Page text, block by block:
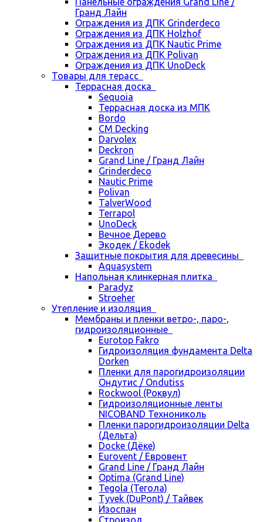
Гранд Лайн
Ограждения из ДПК Grinderdeco
Ограждения из ДПК Holzhof
Ограждения из ДПК Nautic Prime
Ограждения из ДПК Polivan
Ограждения из ДПК UnoDeck
Товары для терасс
Террасная доска
Sequoia
Террасная доска из МПК
Bordo
CM Decking
Darvolex
Deckron
Grand Line / Гранд Лайн
Grinderdeco
Nautic Prime
Polivan
TalverWood
Terrapol
UnoDeck
Вечное Дерево
Экодек / Ekodek
Защитные покрытия для древесины
Aquasystem
Напольная клинкерная плитка
Paradyz
Stroeher
Утепление и изоляция
Мембраны и пленки ветро-, паро-,
гидроизоляционные
Eurotop Fakro
Гидроизоляция фундамента Delta
Dorken
Пленки для парогидроизоляции
Ондутис / Ondutiss
Rockwool (Роквул)
Гидроизоляционные ленты
NICOBAND Технониколь
Пленки парогидроизоляции Delta
(Дельта)
Docke (Дёке)
Eurovent / Евровент
Grand Line / Гранд Лайн
Optima (Grand Line)
Tegola (Тегола)
Tyvek (DuPont) / Тайвек
Изоспан
Строизол